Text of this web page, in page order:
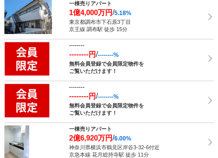
一棟売りアパート
1億4,000万円/5.18%
東京都調布市下石原3丁目
京王線 調布駅 徒歩 15分
--------
--------円/--------%
無料会員登録で会員限定物件を
ご覧いただけます！
--------
--------円/--------%
無料会員登録で会員限定物件を
ご覧いただけます！
一棟売りアパート
2億6,920万円/6.00%
神奈川県横浜市鶴見区岸谷3-32-6付近
京急本線 花月総持寺駅 徒歩 11分